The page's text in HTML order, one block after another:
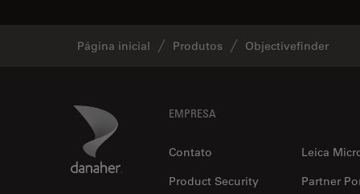
Página inicial Produtos Objectivefinder
Danaher Logo EMPRESA
Contato
Leica
Product Security
Partner